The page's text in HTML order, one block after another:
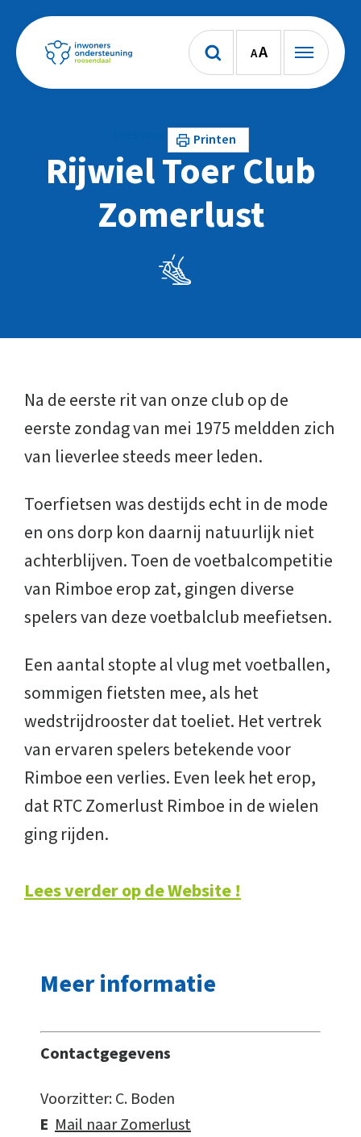
AA
Printen
Rijwiel Toer Club
Zomerlust
Na de eerste rit van onze club op de
eerste zondag van mei 1975 meldden zich
van lieverlee steeds meer leden.
Toerfietsen was destijds echt in de mode
en ons dorp kon daarnij natuurlijk niet
achterblijven. Toen de voetbalcompetitie
van Rimboe erop zat, gingen diverse
spelers van deze voetbalclub meefietsen.
Een aantal stopte al vlug met voetballen,
sommigen fietsten mee, als het
wedstrijdrooster dat toeliet. Het vertrek
van ervaren spelers betekende voor
Rimboe een verlies. Even leek het erop,
dat RTC Zomerlust Rimboe in de wielen
ging rijden.
Lees verder op de Website !
Meer informatie
Contactgegevens
Voorzitter: C. Boden
E Mail naar Zomerlust